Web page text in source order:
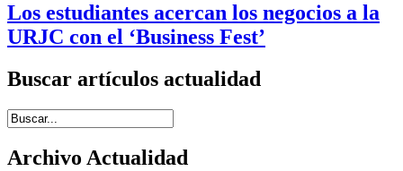
Los estudiantes acercan los negocios a la
URJC con el ‘Business Fest’
Buscar artículos actualidad
Introduce términos de búsqueda
Archivo Actualidad